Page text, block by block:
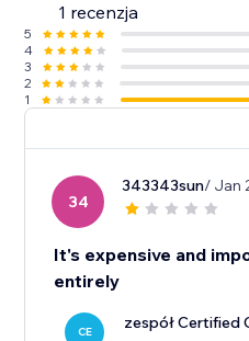
1 recenzja
5
4
3
2
1
34
343343sun/ Jan
It's expensive and
entirely
CE zespół Certified